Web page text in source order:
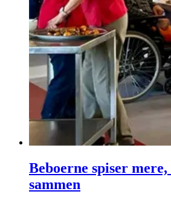
Beboerne spiser
sammen